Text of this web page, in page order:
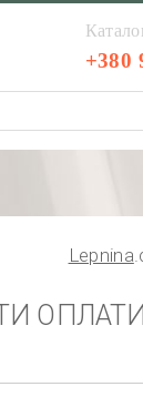
+380
Lepnina
ОПЛАТИ